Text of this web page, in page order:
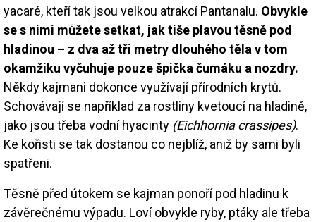
yacaré, kteří tak jsou velkou atrakcí Pantanalu. Obvykle
se s nimi můžete setkat, jak tiše plavou těsně pod
hladinou – z dva až tři metry dlouhého těla v tom
okamžiku vyčuhuje pouze špička čumáku a nozdry.
Někdy kajmani dokonce využívají přírodních krytů.
Schovávají se například za rostliny kvetoucí na hladině,
jako jsou třeba vodní hyacinty (Eichhornia crassipes).
Ke kořisti se tak dostanou co nejblíž, aniž by sami byli
spatřeni.
Těsně před útokem se kajman ponoří pod hladinu k
závěrečnému výpadu. Loví obvykle ryby, ptáky ale třeba